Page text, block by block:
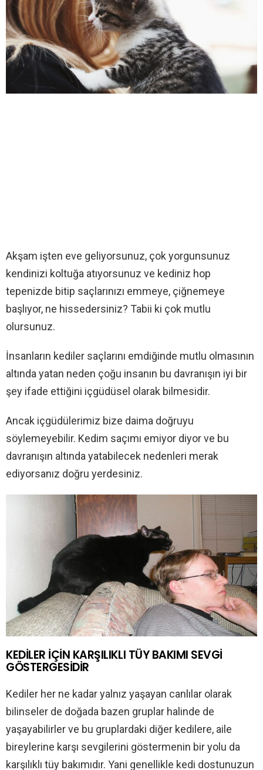
Akşam işten eve geliyorsunuz, çok yorgunsunuz
kendinizi koltuğa atıyorsunuz ve kediniz hop
tepenizde bitip saçlarınızı emmeye, çiğnemeye
başlıyor, ne hissedersiniz? Tabii ki çok mutlu
olursunuz.
İnsanların kediler saçlarını emdiğinde mutlu olmasının
altında yatan neden çoğu insanın bu davranışın iyi bir
şey ifade ettiğini içgüdüsel olarak bilmesidir.
Ancak içgüdülerimiz bize daima doğruyu
söylemeyebilir. Kedim saçımı emiyor diyor ve bu
davranışın altında yatabilecek nedenleri merak
ediyorsanız doğru yerdesiniz.
KEDİLER İÇİN KARŞILIKLI TÜY BAKIMI SEVGİ
GÖSTERGESİDİR
Kediler her ne kadar yalnız yaşayan canlılar olarak
bilinseler de doğada bazen gruplar halinde de
yaşayabilirler ve bu gruplardaki diğer kedilere, aile
bireylerine karşı sevgilerini göstermenin bir yolu da
karşılıklı tüy bakımıdır. Yani genellikle kedi dostunuzun